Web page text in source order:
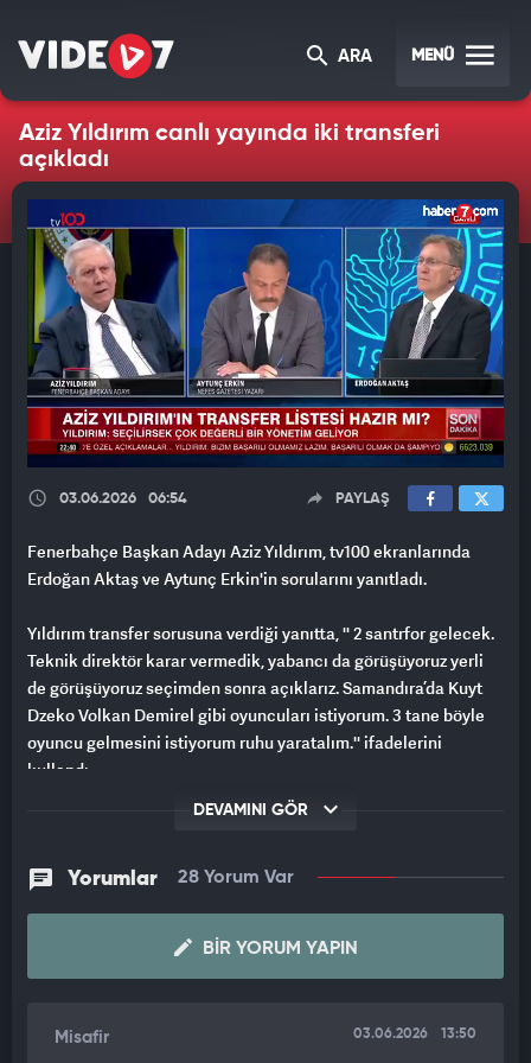
ARA MENÜ
Aziz Yıldırım canlı yayında iki transferi
açıkladı
03.06.2026 06:54 PAYLAŞ
Fenerbahçe Başkan Adayı Aziz Yıldırım, tv100 ekranlarında
Erdoğan Aktaş ve Aytunç Erkin'in sorularını yanıtladı.
Yıldırım transfer sorusuna verdiği yanıtta, '' 2 santrfor gelecek.
Teknik direktör karar vermedik, yabancı da görüşüyoruz yerli
de görüşüyoruz seçimden sonra açıklarız. Samandıra’da Kuyt
Dzeko Volkan Demirel gibi oyuncuları istiyorum. 3 tane böyle
oyuncu gelmesini istiyorum ruhu yaratalım.'' ifadelerini
kullandı.
"İki oyuncuyla (Vedat Muriqi ve Guirassy) görüşüyoruz, son
Kulübüyle ilgili konuşma yapılıyor. O beyefendi de (Hakan Safi)
gidip görüşeceğim diyor. Sordum, gelen giden yok dediler. Yarın
gelecek.
DEVAMINI GÖR
Yorumlar 28 Yorum Var
BIR YORUM YAPIN
Misafir 03.06.2026 13:50